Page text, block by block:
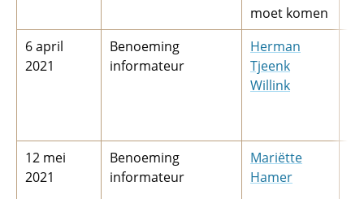
moet komen
6 april
2021
Benoeming
informateur
Herman
Tjeenk
Willink
12 mei
2021
Benoeming
informateur
Mariëtte
Hamer